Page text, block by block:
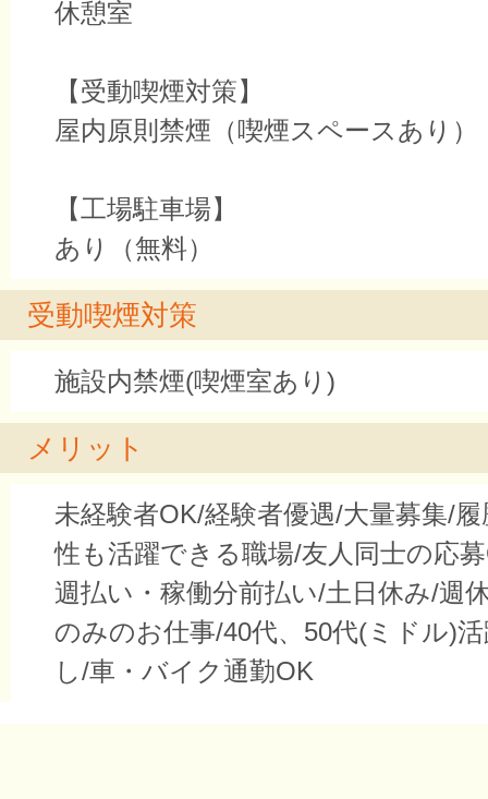
休憩室
【受動喫煙対策】
屋内原則禁煙（喫煙スペースあり）
【工場駐車場】
あり（無料）
受動喫煙対策
施設内禁煙(喫煙室あり)
メリット
未経験者OK/経験者優遇/大量募集/
性も活躍できる職場/友人同士の応
週払い・稼働分前払い/土日休み/週
のみのお仕事/40代、50代(ミドル)
し/車・バイク通勤OK